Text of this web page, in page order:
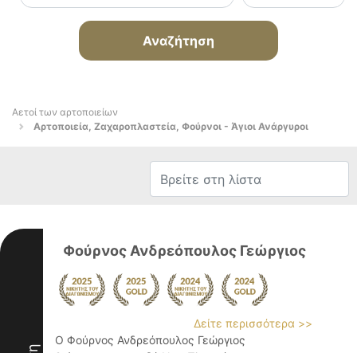
Αναζήτηση
Αετοί των αρτοποιείων
Αρτοποιεία, Ζαχαροπλαστεία, Φούρνοι - Άγιοι Ανάργυροι
Φούρνος Ανδρεόπουλος Γεώργιος
Δείτε περισσότερα >>
Ο Φούρνος Ανδρεόπουλος Γεώργιος